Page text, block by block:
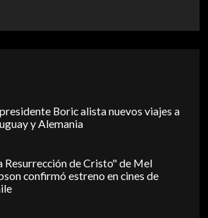
Boric alista nuevos viajes a
y Alemania
Resurrección de Cristo" de Mel
confirmó estreno en cines de